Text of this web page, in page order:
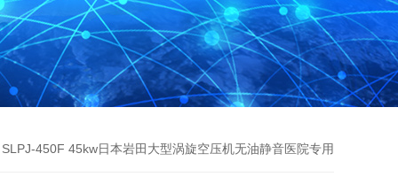
450F 45kw日本岩田大型涡旋空压机无油静音医院专用